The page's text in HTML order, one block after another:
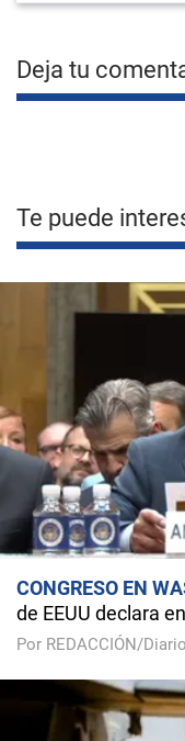
Deja tu
Te puede
CONGRESO EN
de EEUU declara
Por REDACCIÓN/